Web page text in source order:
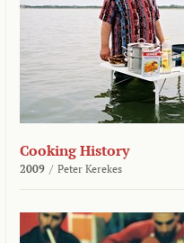
Cooking History
2009 / Peter Kerekes